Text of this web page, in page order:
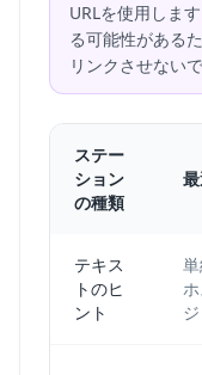
URLを使用しま
る可能性がある
リンクさせない
ステー
ション
の種類
テキス
トのヒ
ント
ジ